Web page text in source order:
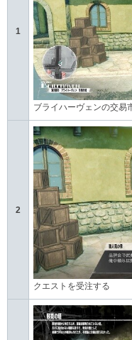
1
ブライハーヴェンの交易
2
クエストを受注する